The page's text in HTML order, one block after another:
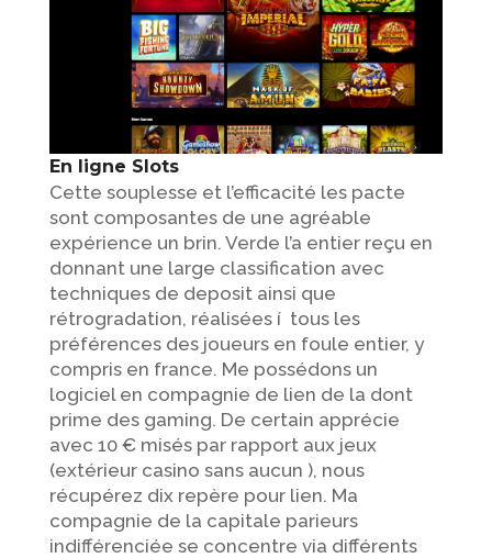
En ligne Slots
Cette souplesse et l’efficacité les pacte
sont composantes de une agréable
expérience un brin. Verde l’a entier reçu en
donnant une large classification avec
techniques de deposit ainsi que
rétrogradation, réalisées í tous les
préférences des joueurs en foule entier, y
compris en france. Me possédons un
logiciel en compagnie de lien de la dont
prime des gaming. De certain apprécie
avec 10 € misés par rapport aux jeux
(extérieur casino sans aucun ), nous
récupérez dix repère pour lien. Ma
compagnie de la capitale parieurs
indifférenciée se concentre via différents